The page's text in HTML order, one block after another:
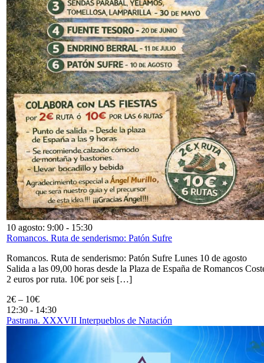
10 agosto: 9:00 - 15:30
Romancos. Ruta de senderismo: Patón Sufre
Romancos. Ruta de senderismo: Patón Sufre Lunes 10 de agosto
Salida a las 09,00 horas desde la Plaza de España de Romancos
2 euros por ruta. 10€ por seis […]
2€ – 10€
12:30 - 14:30
Pastrana. XXXVII Interpueblos de Natación